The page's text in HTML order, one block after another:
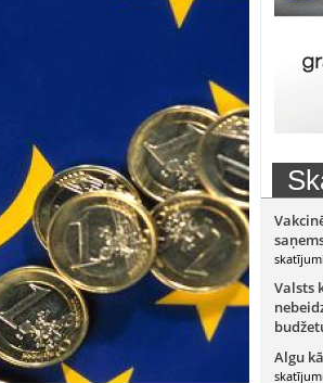
skatījumi
Valsts
Algu
skatījumi